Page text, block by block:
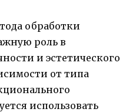
обработки
роль в
и эстетического
от типа
использовать